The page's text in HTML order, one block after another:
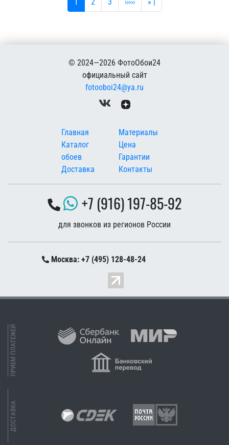
© 2024—2026 ФотоОбои24
официальный сайт
fotooboi24@ya.ru
Меню в подвале
Главная
Каталог
обоев
Доставка
Материалы
Цена
Гарантии
Контакты
+7 (916) 197-85-92
для звонков из регионов России
Москва: +7 (495) 128-48-24
ПРИЕМ ПЛАТЕЖЕЙ
ДОСТАВКА